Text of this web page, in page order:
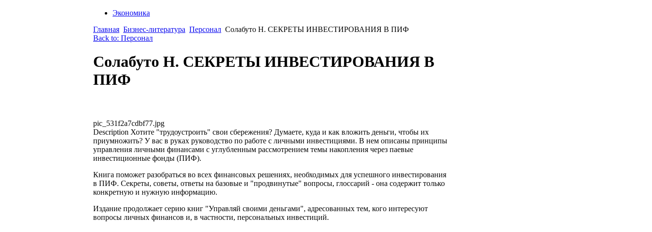
Экономика
Главная Бизнес-литература Персонал Солабуто Н. СЕКРЕТЫ ИНВЕСТИРОВАНИЯ В ПИФ
Back to: Персонал
Солабуто Н. СЕКРЕТЫ ИНВЕСТИРОВАНИЯ В
ПИФ
pic_531f2a7cdbf77.jpg
Description Хотите "трудоустроить" свои сбережения? Думаете, куда и как вложить деньги, чтобы их
приумножить? У вас в руках руководство по работе с личными инвестициями. В нем описаны принципы
управления личными финансами с углубленным рассмотрением темы накопления через паевые
инвестиционные фонды (ПИФ).
Книга поможет разобраться во всех финансовых решениях, необходимых для успешного инвестирования
в ПИФ. Секреты, советы, ответы на базовые и "продвинутые" вопросы, глоссарий - она содержит только
конкретную и нужную информацию.
Издание продолжает серию книг "Управляй своими деньгами", адресованных тем, кого интересуют
вопросы личных финансов и, в частности, персональных инвестиций.